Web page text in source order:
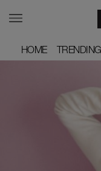
HOME
HOME TRENDING
TRENDING